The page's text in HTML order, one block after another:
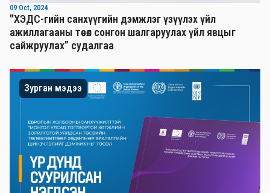
09 Oct, 2024
"ХЭДС-гийн санхүүгийн дэмжлэг үзүүлэх үйл
ажиллагааны төсөл сонгон шалгаруулах үйл явцыг
сайжруулах” судалгаа
Зурган мэдээ